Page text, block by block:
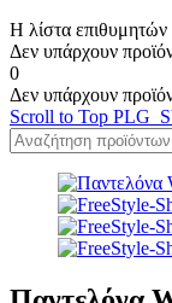
Η λίστα επιθυμητών
Δεν υπάρχουν
0
Δεν υπάρχουν
Scroll to Top